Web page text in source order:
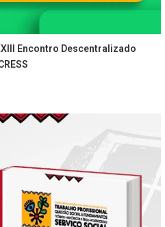
Encontro Descentralizado